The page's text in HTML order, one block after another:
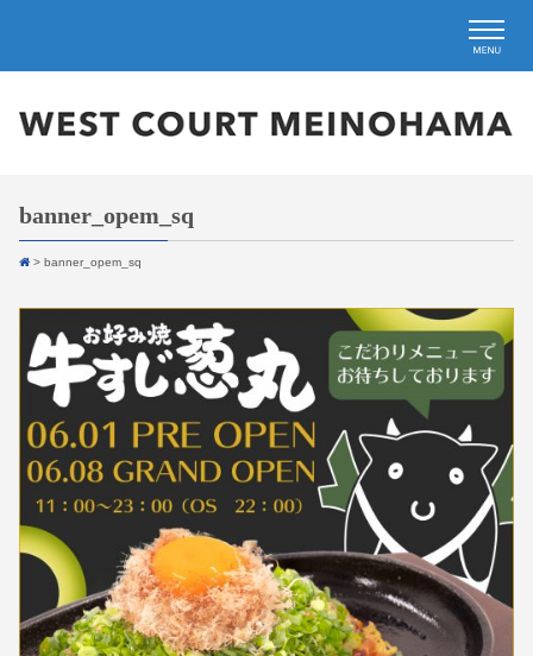
banner_opem_sq
> banner_opem_sq